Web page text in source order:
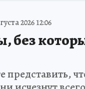
2026 12:06
без
представить,